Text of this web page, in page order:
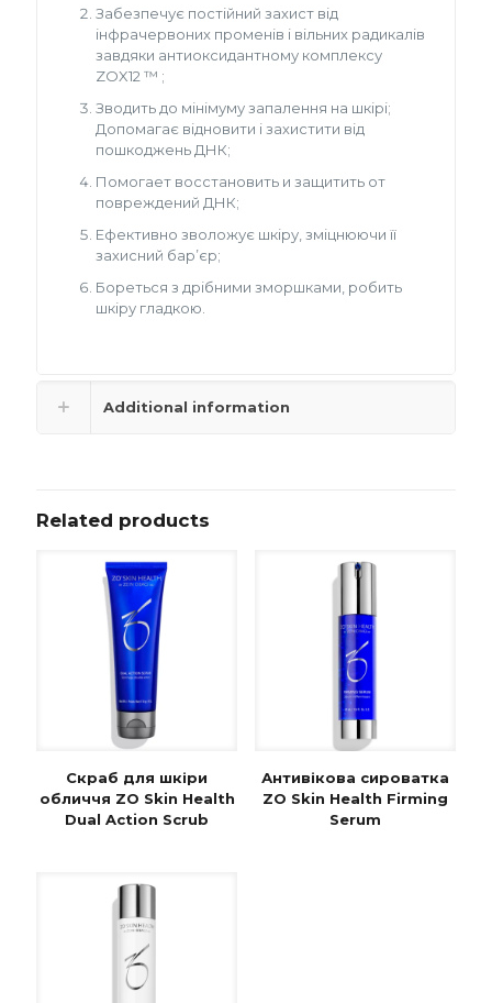
Забезпечує постійний захист від
інфрачервоних променів і вільних радикалів
завдяки антиоксидантному комплексу
ZOX12 ™ ;
Зводить до мінімуму запалення на шкірі;
Допомагає відновити і захистити від
пошкоджень ДНК;
Помогает восстановить и защитить от
повреждений ДНК;
Ефективно зволожує шкіру, зміцнюючи її
захисний бар’єр;
Бореться з дрібними зморшками, робить
шкіру гладкою.
Additional information
Related products
Скраб для шкіри
обличчя ZO Skin Health
Dual Action Scrub
Антивікова сироватка
ZO Skin Health Firming
Serum